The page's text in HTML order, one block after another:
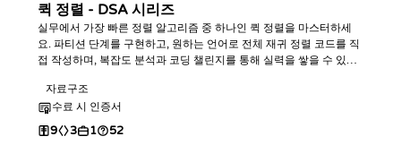
퀵 정렬 - DSA 시리즈
실무에서 가장 빠른 정렬 알고리즘 중 하나인 퀵 정렬을 마스터하세
요. 파티션 단계를 구현하고, 원하는 언어로 전체 재귀 정렬 코드를 직
접 작성하며, 복잡도 분석과 코딩 챌린지를 통해 실력을 쌓을 수 있습
자료구조
수료 시 인증서
9 3 1 52